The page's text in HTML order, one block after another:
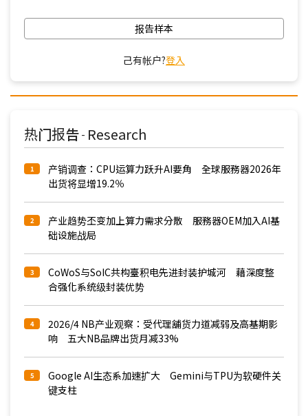
报告样本
己有帐户?登入
热门报告 - Research
1
产销调查：CPU运算力跃升AI要角 全球服務器2026年
出货将显增19.2％
2
产业趋势丕变加上算力需求分散 服務器OEM加入AI基
础设施战局
3
CoWoS与SoIC共构臺积电先进封装护城河 藉深度整
合强化系统级封装优势
4
2026/4 NB产业观察：受代理舖货力道减弱及高基期影
响 五大NB品牌出货月减33%
5
Google AI生态系加速扩大 Gemini与TPU为软硬件关
键支柱